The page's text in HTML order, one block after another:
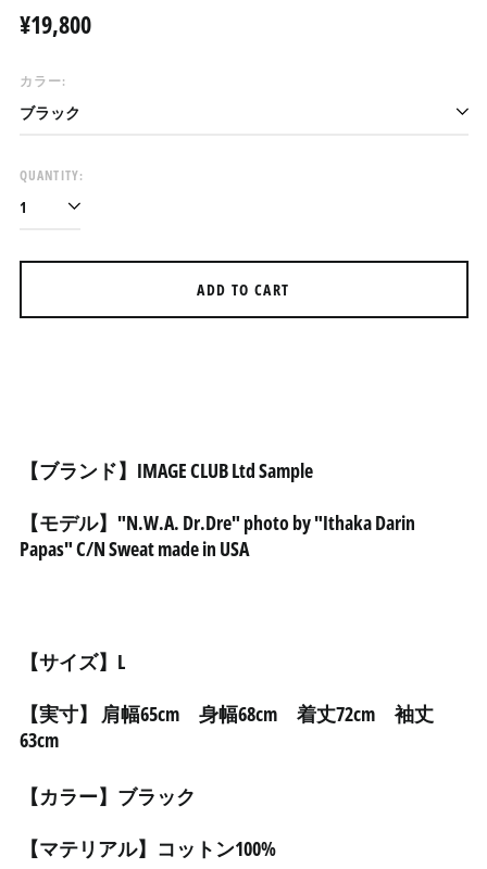
Regular
¥19,800
カラー:
QUANTITY:
ADD TO CART
【ブランド】IMAGE CLUB Ltd Sample
【モデル】"N.W.A. Dr.Dre" photo by "Ithaka Darin
Papas" C/N Sweat made in USA
【サイズ】L
【実寸】 肩幅65cm 身幅68cm 着丈72cm 袖丈
63cm
【カラー】ブラック
【マテリアル】コットン100%
アイスランド (ISK kr)
アイルランド (EUR €)
アメリカ合衆国 (USD $)
د.إ)
アルジェリア (DZD د.ج)
アルバニア (ALL L)
アンギラ (XCD $)
アンティグア・バーブ
アンドラ (EUR €)